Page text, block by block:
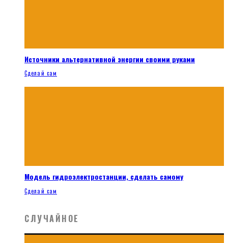
Источники альтернативной энергии своими руками
Сделай сам
Модель гидроэлектростанции, сделать самому
Сделай сам
СЛУЧАЙНОЕ